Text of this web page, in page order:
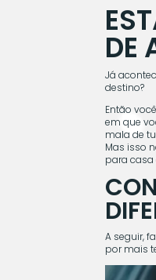
DE
Já
destino?
Então
em que
mala de
Mas isso
para casa
A seguir,
por mais